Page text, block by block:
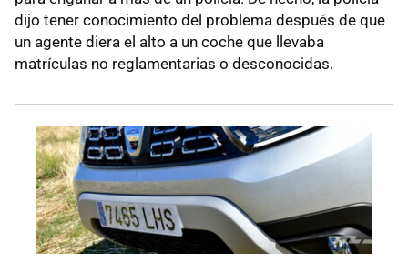
dijo tener conocimiento del problema después de que
un agente diera el alto a un coche que llevaba
matrículas no reglamentarias o desconocidas.